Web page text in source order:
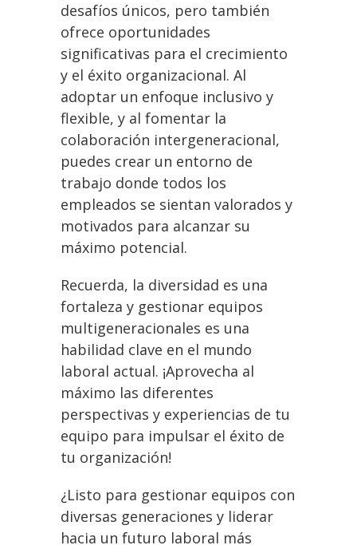
desafíos únicos, pero también
ofrece oportunidades
significativas para el crecimiento
y el éxito organizacional. Al
adoptar un enfoque inclusivo y
flexible, y al fomentar la
colaboración intergeneracional,
puedes crear un entorno de
trabajo donde todos los
empleados se sientan valorados y
motivados para alcanzar su
máximo potencial.
Recuerda, la diversidad es una
fortaleza y gestionar equipos
multigeneracionales es una
habilidad clave en el mundo
laboral actual. ¡Aprovecha al
máximo las diferentes
perspectivas y experiencias de tu
equipo para impulsar el éxito de
tu organización!
¿Listo para gestionar equipos con
diversas generaciones y liderar
hacia un futuro laboral más